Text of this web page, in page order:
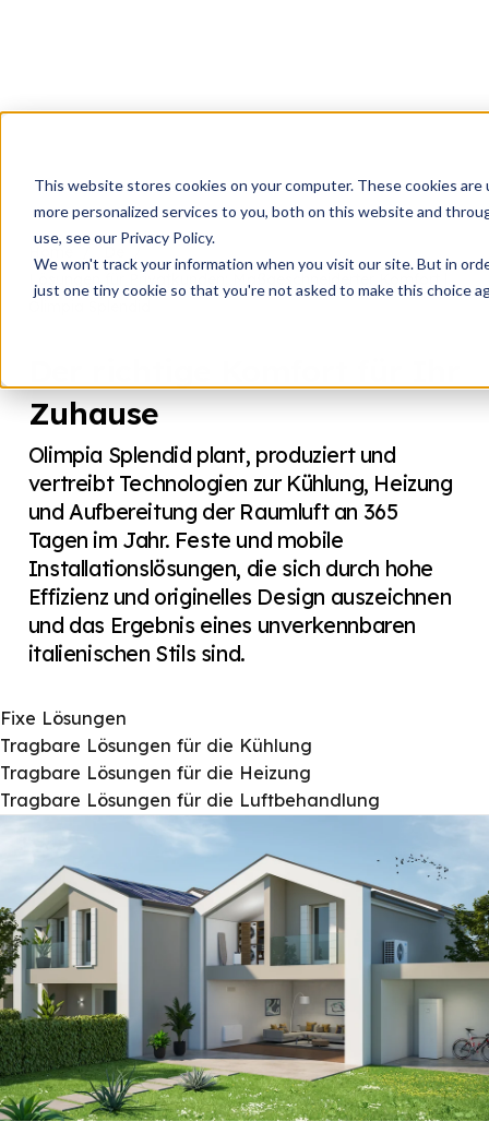
This website stores cookies on your computer. These cookies
more personalized services to you, both on this website and
use, see our Privacy Policy.
We won't track your information when you visit our site. But in
just one tiny cookie so that you're not asked to make this choice
Home
Zuhause
Olimpia Splendid plant, produziert und
vertreibt Technologien zur Kühlung, Heizung
und Aufbereitung der Raumluft an 365
Tagen im Jahr. Feste und mobile
Installationslösungen, die sich durch hohe
Effizienz und originelles Design auszeichnen
und das Ergebnis eines unverkennbaren
italienischen Stils sind.
Fixe Lösungen
Tragbare Lösungen für die Kühlung
Tragbare Lösungen für die Heizung
Tragbare Lösungen für die Luftbehandlung